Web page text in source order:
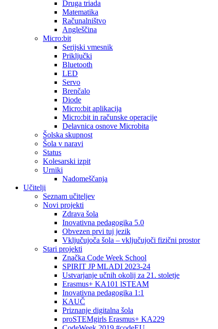
Druga triada
Matematika
Računalništvo
Angleščina
Micro:bit
Serijski vmesnik
Priključki
Bluetooth
LED
Servo
Brenčalo
Diode
Micro:bit aplikacija
Micro:bit in računske operacije
Delavnica osnove Microbita
Šolska skupnost
Šola v naravi
Status
Kolesarski izpit
Urniki
Nadomeščanja
Učitelji
Seznam učiteljev
Novi projekti
Zdrava šola
Inovativna pedagogika 5.0
Obvezen prvi tuj jezik
Vključujoča šola – vključujoči fizični prostor
Stari projekti
Značka Code Week School
SPIRIT JP MLADI 2023-24
Ustvarjanje učnih okolij za 21. stoletje
Erasmus+ KA101 lSTEAM
Inovativna pedagogika 1:1
KAUČ
Priznanje digitalna šola
proSTEMgirls Erasmus+ KA229